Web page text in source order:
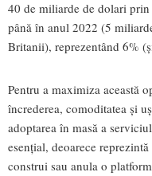
40 de miliarde de dolari
până în anul 2022 (5
Britanii), reprezentând 6%
Pentru a maximiza această
încrederea, comoditatea și
adoptarea în masă a
esențial, deoarece
construi sau anula o